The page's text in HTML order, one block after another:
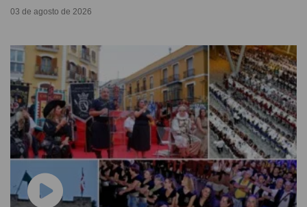
03 de agosto de 2026